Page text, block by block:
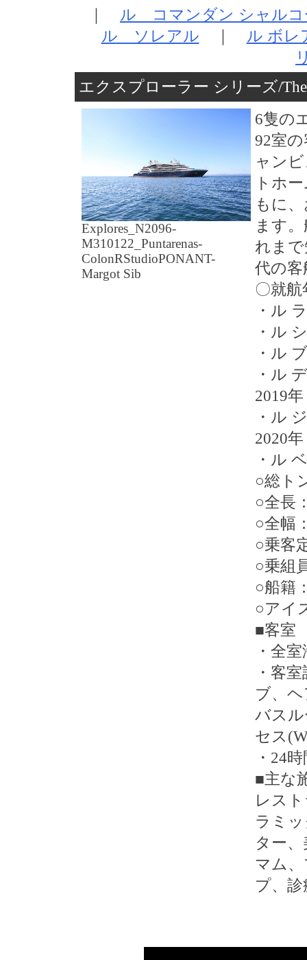
ル コマンダン シャルコ
ル ソレアル
ル ボレ
エクスプローラー シリーズ/The
Explores_N2096-
M310122_Puntarenas-
ColonRStudioPONANT-
Margot Sib
6隻の
92室
ャン
トホ
もに
ます
れま
代の
〇就航
・ル
・ル
・ル
・ル
2019年
・ル
2020年
・ル
○総ト
○全長
○全幅
○乗客
○乗組
○船籍
○アイ
■客室
・全
・客
ブ、
バス
セス
・24
■主な
レス
ラミ
ター
マム
プ、診